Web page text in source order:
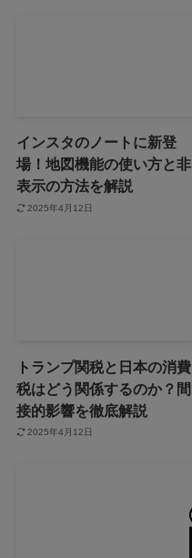
インスタのノートに新登
場！地図機能の使い方と非
表示の方法を解説
2025年4月12日
トランプ関税と日本の消費
税はどう関係するのか？間
接的影響を徹底解説
2025年4月12日